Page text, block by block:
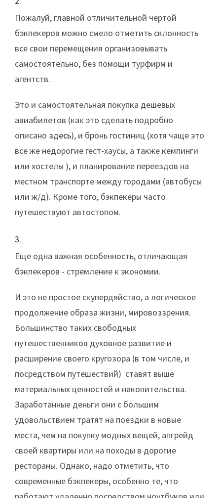
Пожалуй, главной отличительной чертой
бэкпекеров можно смело отметить склонность
все свои перемещения организовывать
самостоятельно, без помощи турфирм и
агентств.
Это и самостоятельная покупка дешевых
авиабилетов (как это сделать подробно
описано здесь), и бронь гостиниц (хотя чаще это
все же недорогие гест-хаусы, а также кемпинги
или хостелы ), и планирование переездов на
местном транспорте между городами (автобусы
или ж/д). Кроме того, бэкпекеры часто
путешествуют автостопом.
Еще одна важная особенность, отличающая
бэкпекеров - стремление к экономии.
И это не простое скупердяйство, а логическое
продолжение образа жизни, мировоззрения.
Большинство таких свободных
путешественников духовное развитие и
расширение своего кругозора (в том числе, и
посредством путешествий) ставят выше
материальных ценностей и накопительства.
Заработанные деньги они с большим
удовольствием тратят на поездки в новые
места, чем на покупку модных вещей, апгрейд
своей квартиры или на походы в дорогие
рестораны. Однако, надо отметить, что
современные бэкпекеры, особенно те, что